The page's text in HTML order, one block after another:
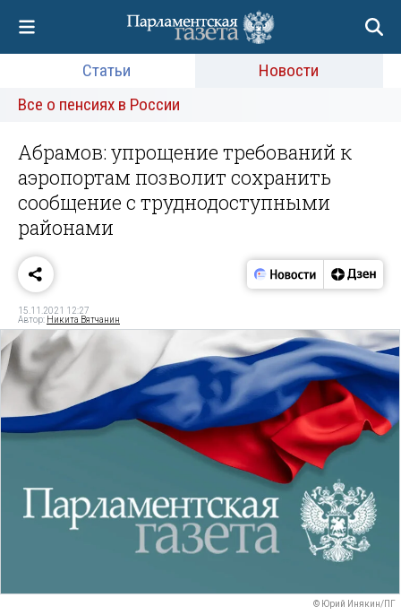
Статьи
Новости
Все о пенсиях в России
Абрамов: упрощение требований к
аэропортам позволит сохранить
сообщение с труднодоступными
районами
15.11.2021 12:27
Автор: Никита Вятчанин
© Юрий Инякин/ПГ